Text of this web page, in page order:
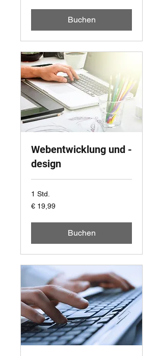
Buchen
Webentwicklung und -
design
1 Std.
19,99
Euro
€ 19,99
Buchen